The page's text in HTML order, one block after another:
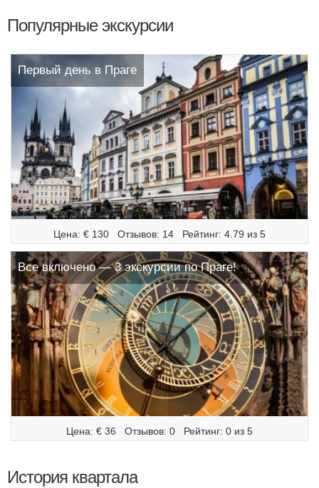
Популярные экскурсии
Первый день в Праге
Цена: € 130   Отзывов: 14   Рейтинг: 4.79 из 5
Все включено — 3 экскурсии по Праге!
Цена: € 36   Отзывов: 0   Рейтинг: 0 из 5
История квартала